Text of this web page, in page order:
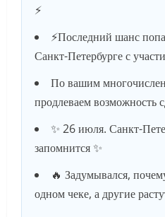
⚡️
⚡️Последний шанс
Санкт-Петербурге с
По вашим
продлеваем возможность
✨ 26 июля. Санкт-
запомнится ✨
🔥 Задумывался,
одном чеке, а другие